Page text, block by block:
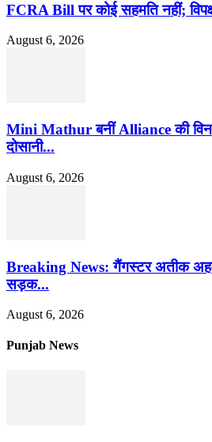
FCRA Bill पर कोई सहमति नहीं;
August 6, 2026
Mini Mathur बनीं Alliance की
दोसानी...
August 6, 2026
Breaking News: गैंगस्टर अतीक
सड़क...
August 6, 2026
Punjab News